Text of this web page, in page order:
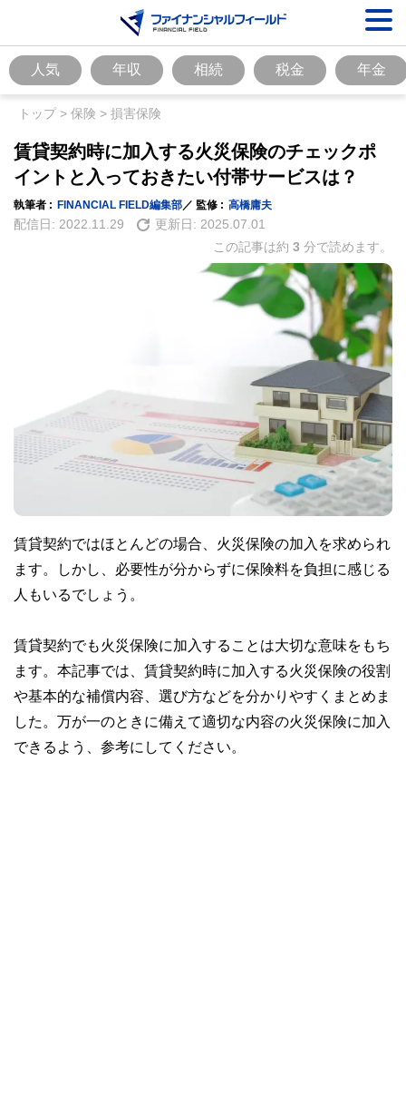
人気 年収 相続 税金 年金
トップ> 保険 > 損害保険
賃貸契約時に加入する火災保険のチェックポ
イントと入っておきたい付帯サービスは？
執筆者 : FINANCIAL FIELD編集部 ／ 監修 : 高橋庸夫
配信日: 2022.11.29 更新日: 2025.07.01
この記事は約 3 分で読めます。
賃貸契約ではほとんどの場合、火災保険の加入を求められ
ます。しかし、必要性が分からずに保険料を負担に感じる
人もいるでしょう。
賃貸契約でも火災保険に加入することは大切な意味をもち
ます。本記事では、賃貸契約時に加入する火災保険の役割
や基本的な補償内容、選び方などを分かりやすくまとめま
した。万が一のときに備えて適切な内容の火災保険に加入
できるよう、参考にしてください。